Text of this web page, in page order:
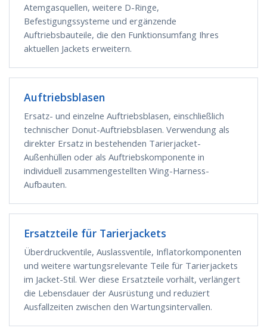
Atemgasquellen, weitere D-Ringe,
Befestigungssysteme und ergänzende
Auftriebsbauteile, die den Funktionsumfang Ihres
aktuellen Jackets erweitern.
Auftriebsblasen
Ersatz- und einzelne Auftriebsblasen, einschließlich
technischer Donut-Auftriebsblasen. Verwendung als
direkter Ersatz in bestehenden Tarierjacket-
Außenhüllen oder als Auftriebskomponente in
individuell zusammengestellten Wing-Harness-
Aufbauten.
Ersatzteile für Tarierjackets
Überdruckventile, Auslassventile, Inflatorkomponenten
und weitere wartungsrelevante Teile für Tarierjackets
im Jacket-Stil. Wer diese Ersatzteile vorhält, verlängert
die Lebensdauer der Ausrüstung und reduziert
Ausfallzeiten zwischen den Wartungsintervallen.